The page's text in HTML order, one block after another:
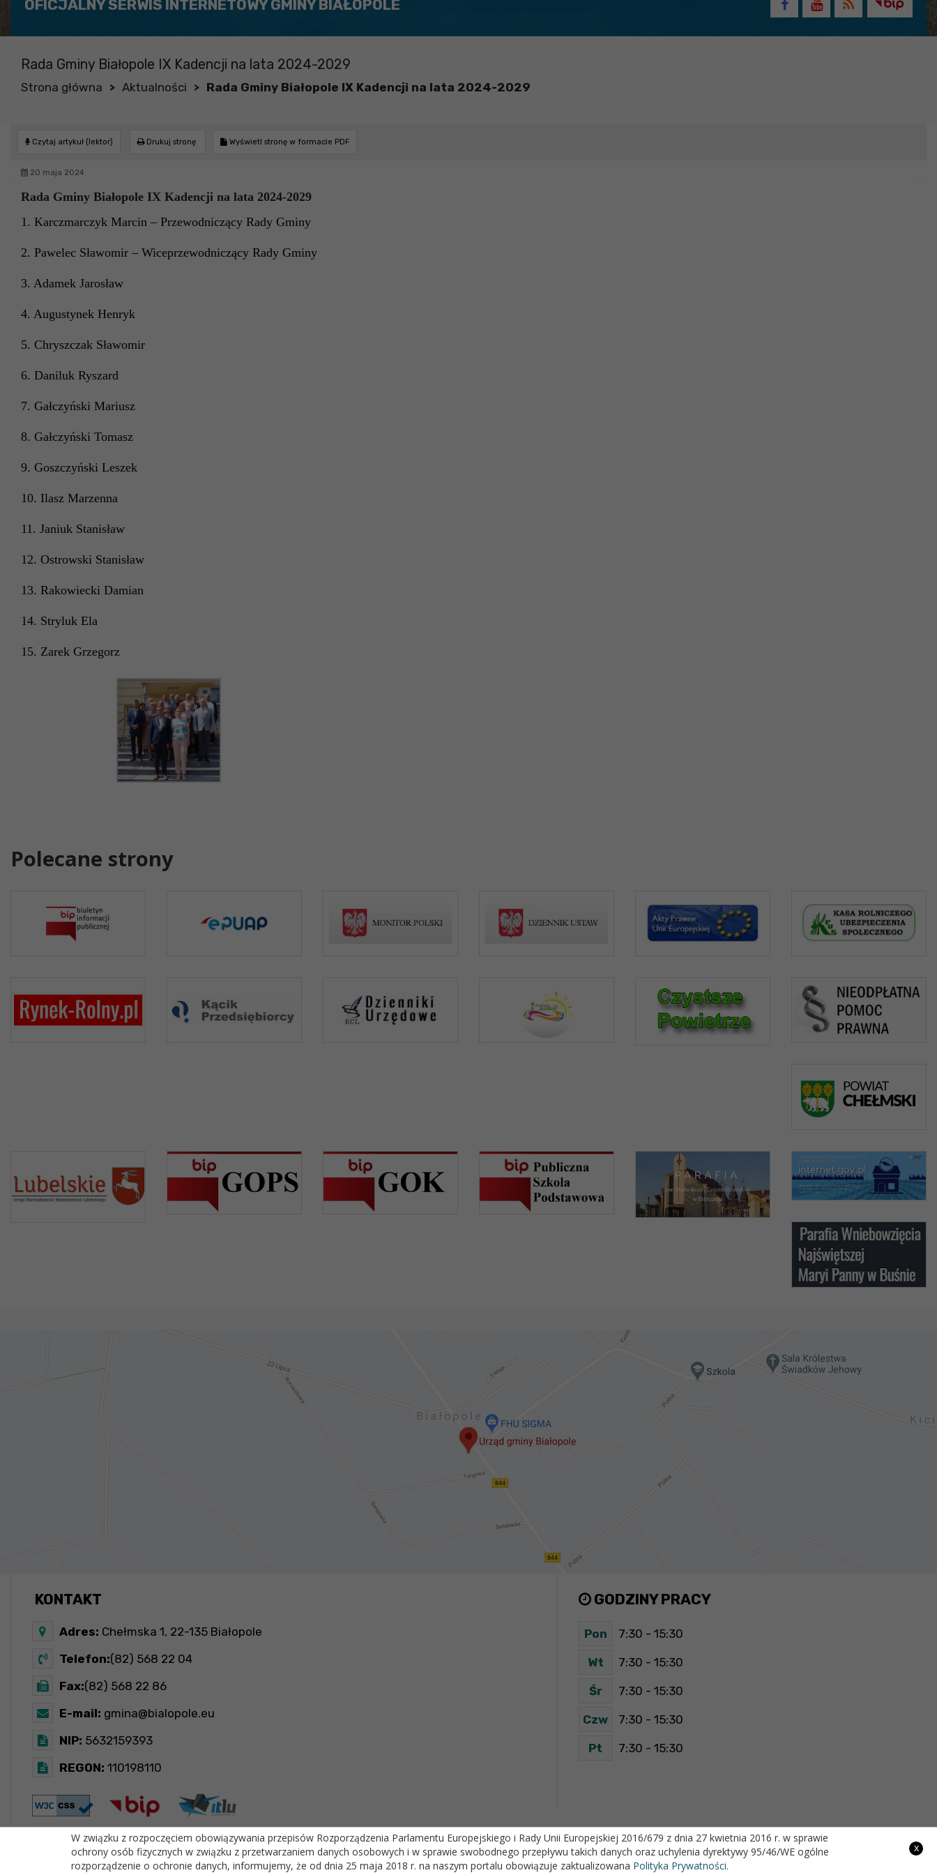
OFICJALNY SERWIS INTERNETOWY GMINY BIAŁOPOLE
Rada Gminy Białopole IX Kadencji na lata 2024-2029
Strona główna > Aktualności > Rada Gminy Białopole IX Kadencji na lata 2024-2029
Czytaj artykuł (lektor) Drukuj stronę Wyświetl stronę w formacie PDF
20 maja 2024
Rada Gminy Białopole IX Kadencji na lata 2024-2029
1. Karczmarczyk Marcin – Przewodniczący Rady Gminy
2. Pawelec Sławomir – Wiceprzewodniczący Rady Gminy
3. Adamek Jarosław
4. Augustynek Henryk
5. Chryszczak Sławomir
6. Daniluk Ryszard
7. Gałczyński Mariusz
8. Gałczyński Tomasz
9. Goszczyński Leszek
10. Ilasz Marzenna
11. Janiuk Stanisław
12. Ostrowski Stanisław
13. Rakowiecki Damian
14. Stryluk Ela
15. Zarek Grzegorz
Polecane strony
KONTAKT
Adres: Chełmska 1, 22-135 Białopole
Telefon:(82) 568 22 04
Fax:(82) 568 22 86
E-mail: gmina@bialopole.eu
NIP: 5632159393
REGON: 110198110
GODZINY PRACY
Pon 7:30 - 15:30
Wt 7:30 - 15:30
Śr 7:30 - 15:30
Czw 7:30 - 15:30
Pt 7:30 - 15:30
OFICJALNY SERWIS INTERNETOWY GMINY BIAŁOPOLE Projekt i wykonanie x
W związku z rozpoczęciem obowiązywania przepisów Rozporządzenia Parlamentu Europejskiego i Rady Unii Europejskiej 2016/679 z dnia 27 kwietnia 2016 r. w sprawie
ochrony osób fizycznych w związku z przetwarzaniem danych osobowych i w sprawie swobodnego przepływu takich danych oraz uchylenia dyrektywy 95/46/WE ogólne
rozporządzenie o ochronie danych, informujemy, że od dnia 25 maja 2018 r. na naszym portalu obowiązuje zaktualizowana Polityka Prywatności.